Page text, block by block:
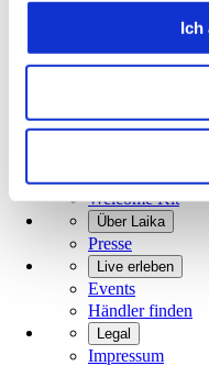
Ich
Camper Van
laika@laika.it
Welcome Kit
Über Laika
Presse
Live erleben
Events
Händler finden
Legal
Impressum